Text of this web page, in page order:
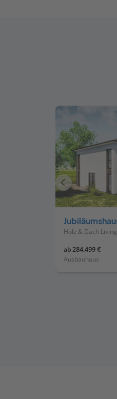
Holz & Dach Living
ab 284.499 €
Ausbauhaus
Vorheriges
Haus